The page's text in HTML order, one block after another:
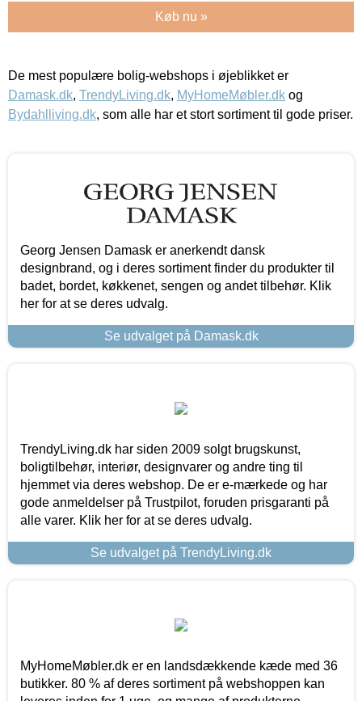
Køb nu »
De mest populære bolig-webshops i øjeblikket er
Damask.dk, TrendyLiving.dk, MyHomeMøbler.dk og
Bydahlliving.dk, som alle har et stort sortiment til gode priser.
Georg Jensen Damask er anerkendt dansk
designbrand, og i deres sortiment finder du produkter til
badet, bordet, køkkenet, sengen og andet tilbehør. Klik
her for at se deres udvalg.
Se udvalget på Damask.dk
TrendyLiving.dk har siden 2009 solgt brugskunst,
boligtilbehør, interiør, designvarer og andre ting til
hjemmet via deres webshop. De er e-mærkede og har
gode anmeldelser på Trustpilot, foruden prisgaranti på
alle varer. Klik her for at se deres udvalg.
Se udvalget på TrendyLiving.dk
MyHomeMøbler.dk er en landsdækkende kæde med 36
butikker. 80 % af deres sortiment på webshoppen kan